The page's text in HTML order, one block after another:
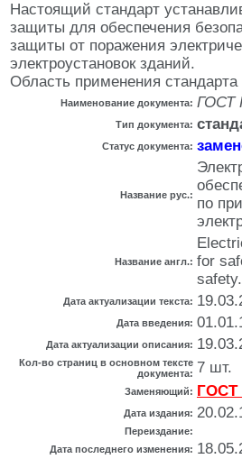
Настоящий стандарт
защиты для обеспечения
защиты от поражения
электроустановок зданий.
Область применения
Наименование документа: ГОСТ
Тип документа:
Статус документа:
Название рус.: по
Название англ.: for
Дата актуализации текста:
Дата введения:
Дата актуализации описания:
Кол-во страниц в основном тексте
документа: 7 шт.
Заменяющий: ГОСТ
Дата издания:
Переиздание:
Дата последнего изменения: